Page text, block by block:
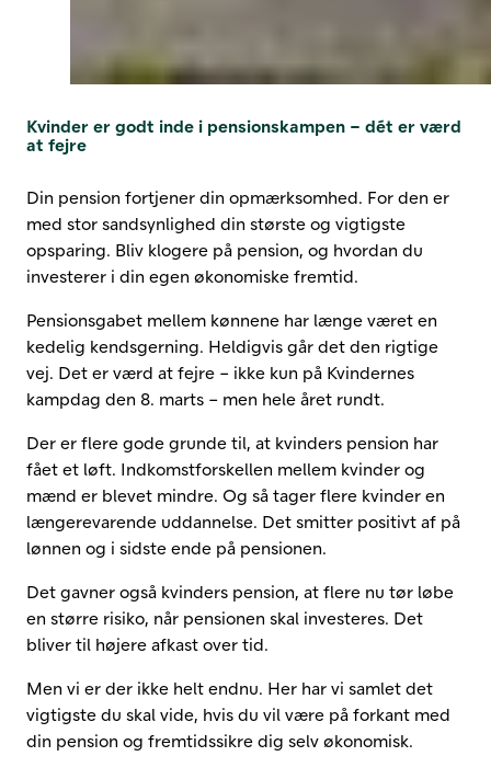
Kvinder er godt inde i pensionskampen – dét er værd
at fejre
Din pension fortjener din opmærksomhed. For den er
med stor sandsynlighed din største og vigtigste
opsparing. Bliv klogere på pension, og hvordan du
investerer i din egen økonomiske fremtid.
Pensionsgabet mellem kønnene har længe været en
kedelig kendsgerning. Heldigvis går det den rigtige
vej. Det er værd at fejre – ikke kun på Kvindernes
kampdag den 8. marts – men hele året rundt.
Der er flere gode grunde til, at kvinders pension har
fået et løft. Indkomstforskellen mellem kvinder og
mænd er blevet mindre. Og så tager flere kvinder en
længerevarende uddannelse. Det smitter positivt af på
lønnen og i sidste ende på pensionen.
Det gavner også kvinders pension, at flere nu tør løbe
en større risiko, når pensionen skal investeres. Det
bliver til højere afkast over tid.
Men vi er der ikke helt endnu. Her har vi samlet det
vigtigste du skal vide, hvis du vil være på forkant med
din pension og fremtidssikre dig selv økonomisk.